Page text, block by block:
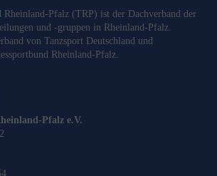
Rheinland-Pfalz (TRP) ist der Dachverband der
und -gruppen in Rheinland-Pfalz.
von Tanzsport Deutschland und
Rheinland-Pfalz.
Pfalz e.V.